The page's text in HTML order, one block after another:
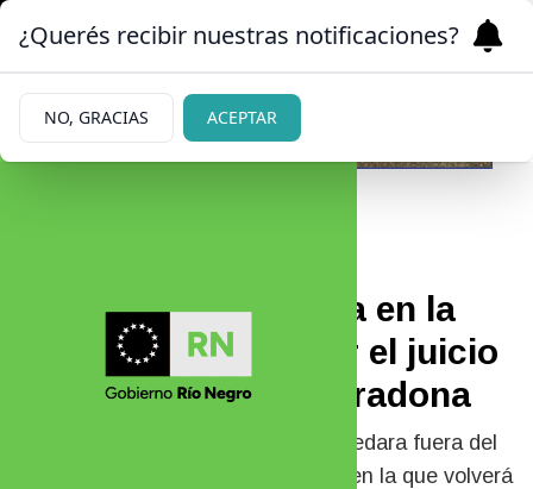
Se confirmó la fecha en la
que volverá a iniciar el juicio
por la muerte de Maradona
Luego de que Julieta Makintach quedara fuera del
caso, se confirmó cuál es la fecha en la que volverá
¿Querés recibir nuestras notificaciones?
NO, GRACIAS ACEPTAR